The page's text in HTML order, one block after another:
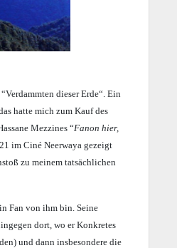
dieser Erde“. Ein
hatte mich zum Kauf des
Mezzines “Fanon hier,
im Ciné Neerwaya gezeigt
zu meinem tatsächlichen
Fan von ihm bin. Seine
dort, wo er Konkretes
und dann insbesondere die